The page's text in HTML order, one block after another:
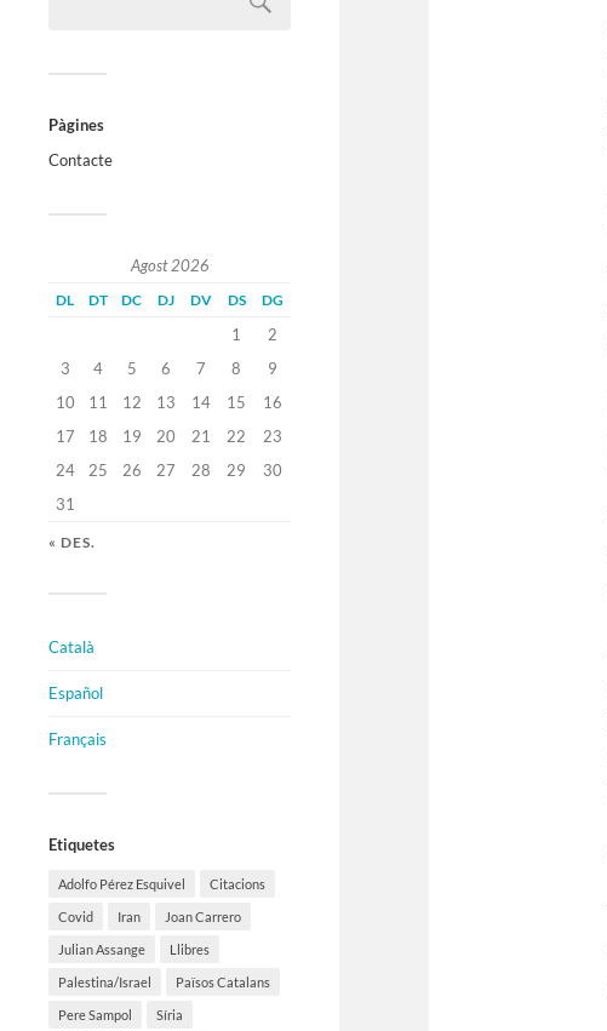
Pàgines
Contacte
Agost 2026
DL DT DC DJ DV DS DG
1
2
3
4 5 6 7 8
9
10
11 12 13 14 15
16
17
18 19 20 21 22
23
24
25 26 27 28 29
30
31
« DES.
Català
Español
Français
Etiquetes
Adolfo Pérez Esquivel Citacions
Covid Iran Joan Carrero
Julian Assange Llibres
Palestina/Israel Països Catalans
Pere Sampol Síria